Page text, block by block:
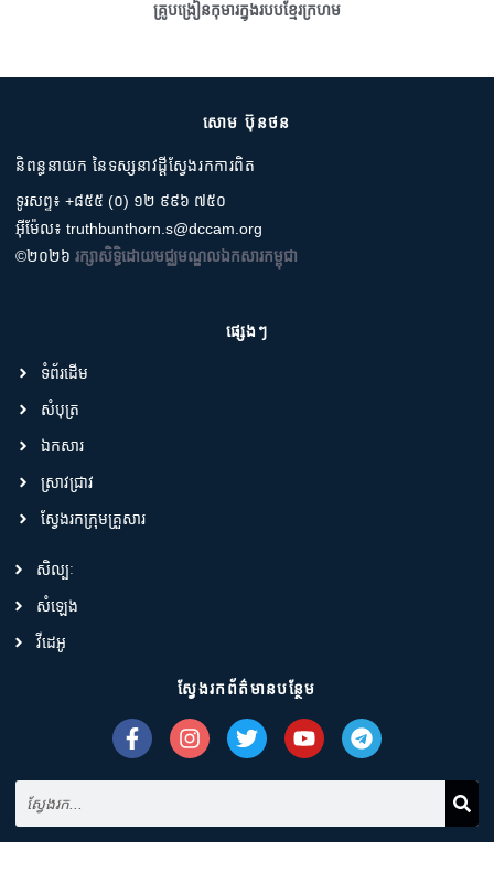
គ្រូបង្រៀនកុមារក្នុងរបបខ្មែរក្រហម
សោម ប៊ុនថន
និពន្ធនាយក នៃទស្សនាវដ្តីស្វែងរកការពិត
ទូរសព្ទ៖ +៨៥៥ (០) ១២ ៩៩៦ ៧៥០
អ៊ីម៉ែល៖ truthbunthorn.s@dccam.org
©២០២៦ រក្សាសិទ្ធិដោយមជ្ឈមណ្ឌលឯកសារកម្ពុជា
ផ្សេងៗ
ទំព័រដើម
សំបុត្រ
ឯកសារ
ស្រាវជ្រាវ
ស្វែងរកក្រុមគ្រួសារ
សិល្បៈ
សំឡេង
វីដេអូ
ស្វែងរកព័ត៌មានបន្ថែម